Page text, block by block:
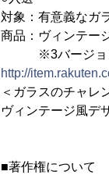
対象：有意義なガ
商品：ヴィンテー
※3バージョン
http://
＜ガラスのチャレ
ヴィンテージ風デ
■著作権について